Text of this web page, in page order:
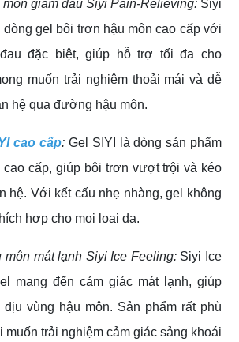
giảm đau Siyi Pain-Relieving: Siyi
gel bôi trơn hậu môn cao cấp với
đặc biệt, giúp hỗ trợ tối đa cho
muốn trải nghiệm thoải mái và dễ
hệ qua đường hậu môn.
cao cấp: Gel SIYI là dòng sản phẩm
cao cấp, giúp bôi trơn vượt trội và kéo
hệ. Với kết cấu nhẹ nhàng, gel không
hợp cho mọi loại da.
môn mát lạnh Siyi Ice Feeling: Siyi Ice
mang đến cảm giác mát lạnh, giúp
vùng hậu môn. Sản phẩm rất phù
muốn trải nghiệm cảm giác sảng khoái